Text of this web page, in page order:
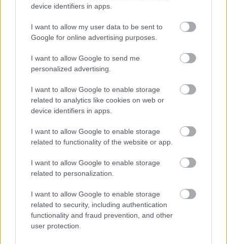
device identifiers in apps.
I want to allow my user data to be sent to
Google for online advertising purposes.
I want to allow Google to send me
personalized advertising.
I want to allow Google to enable storage
related to analytics like cookies on web or
device identifiers in apps.
I want to allow Google to enable storage
related to functionality of the website or app.
I want to allow Google to enable storage
related to personalization.
I want to allow Google to enable storage
related to security, including authentication
functionality and fraud prevention, and other
user protection.
indulhat a jövőben. A németnél Le Mans szintén
vonzó helyszín lenne, így az sem elképzelhetetlen,
hogy Verstappennel egy csapatban vágnak neki a
legendás futamnak.
EZEKET IS AJÁNLJUK
Adrian Newey tiszta vizet öntött a
pohárba Fernando Alonso jövőjéről
FORMA-1
Ezt a hibát még Fred Vasseur sem
tudja letagadni a Ferrarinál